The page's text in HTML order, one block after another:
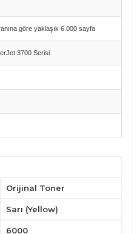
göre yaklaşık 6.000 sayfa
3700 Serisi
Orijinal Toner
Sarı (Yellow)
6000